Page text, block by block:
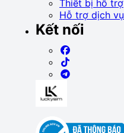
Thiết bị hỗ trợ
Hỗ trợ dịch vụ
Kết nối